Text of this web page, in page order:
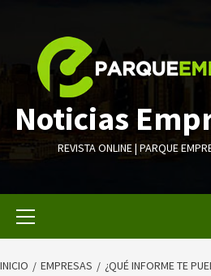
contenido
Noticias
REVISTA ONLINE | PARQUE
INICIO EMPRESAS
¿QUÉ INFORME TE